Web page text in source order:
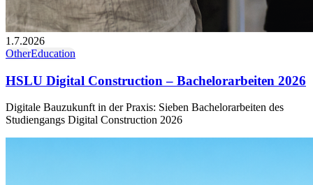
1.7.2026
OtherEducation
HSLU Digital Construction – Bachelorarbeiten 2026
Digitale Bauzukunft in der Praxis: Sieben Bachelorarbeiten des
Studiengangs Digital Construction 2026